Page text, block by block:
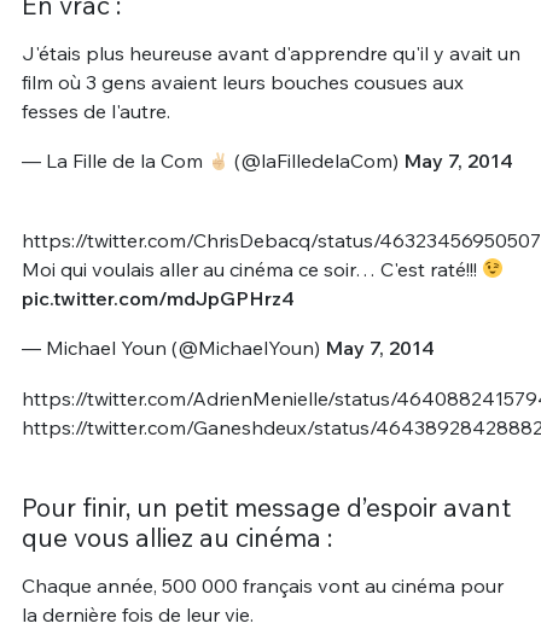
J'étais plus heureuse avant d'apprendre qu'il y avait un
film où 3 gens avaient leurs bouches cousues aux
fesses de l'autre.
— La Fille de la Com (@laFilledelaCom) May 7, 2014
https://twitter.com/ChrisDebacq/status/
Moi qui voulais aller au cinéma ce soir… C'est raté!!!
pic.twitter.com/mdJpGPHrz4
— Michael Youn (@MichaelYoun) May 7, 2014
https://twitter.com/AdrienMenielle/status/
https://twitter.com/Ganeshdeux/status/
Pour finir, un petit message d’espoir avant
que vous alliez au cinéma :
Chaque année, 500 000 français vont au cinéma pour
la dernière fois de leur vie.